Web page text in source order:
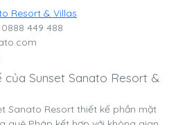
Resort & Villas
449 488
của Sunset Sanato Resort &
Sanato Resort thiết kế phần mặt